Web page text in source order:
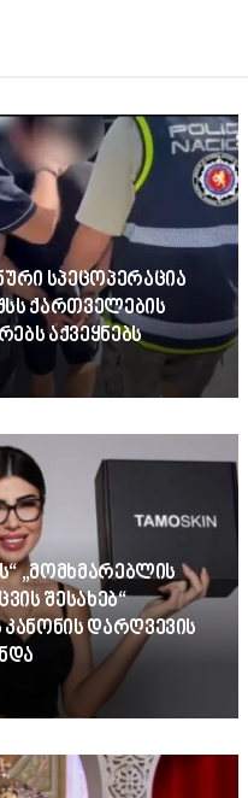
სპეცოპერაცია
ქართველების
აქვეყნებს
„მომხმარებლის
შესახებ“
დარღვევის